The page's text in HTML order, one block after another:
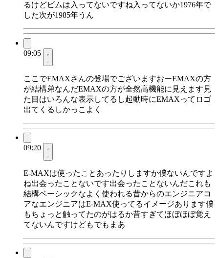
るけどビムは入ってないですね入ってないか1976年で
した次が1985年うん
09:05
ここでEMAXさんの登場でございますおーEMAXの方
が結構弟なんだEMAXの方が全然高機能に見えます見
た目はいろんな表示してるし起動時にEMAXってロゴ
出てくるしかっこよく
09:20
E-MAXは使ったことあったりしますか僕ないんですよ
ね出会ったことないです出会ったことないんだこれも
結構ベーシックなよく使われる昔からのエンジニアコ
アなエンジニアはE-MAX使ってるイメージあります僕
もちょっと触ってたのがはるか昔すぎてほぼほぼ覚え
てないんですけどもでもまあ